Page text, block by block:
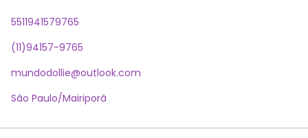
5511941579765
(11)94157-9765
mundodollie@outlook.com
São Paulo/Mairiporã